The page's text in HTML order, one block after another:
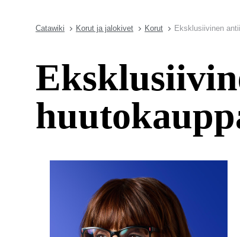
Catawiki Korut ja jalokivet Korut Eksklusiivinen